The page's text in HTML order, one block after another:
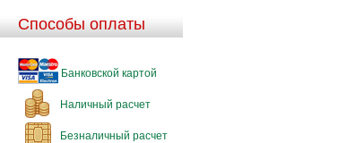
Способы оплаты
Банковской картой
Наличный расчет
Безналичный расчет